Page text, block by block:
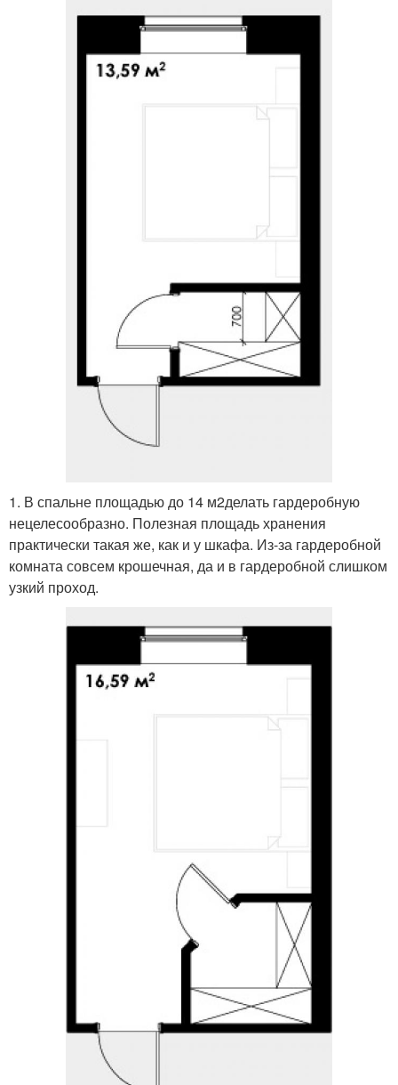
1. В спальне площадью до 14 м2делать гардеробную
нецелесообразно. Полезная площадь хранения
практически такая же, как и у шкафа. Из-за гардеробной
комната совсем крошечная, да и в гардеробной слишком
узкий проход.